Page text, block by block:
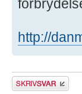
http://
Skriv et svar